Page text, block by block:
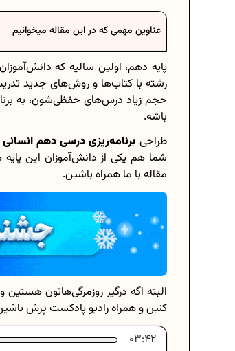
فرمول حجم
برنامه‌
عادات
برنامه‌
چگونه
دانلود رایگان
دانلود
اعداد صحیح،
حذفیات کنکور
عناوین مهمی که در این مقاله میخوانیم
پایه دهم، اولین سالیه که
رشته با کتاب‌ها و روش‌های جدید
حجم زیاد درس‌های حفظی‌شون، به
باشه.
طراحی برنامه‌ریزی درسی دهم انسانی
شما هم یکی از دانش‌آموزان این پایه
مقاله با ما همراه باشین.
البته اگه درگیر روزمرگی‌هاتون
کنین و همراه رادیو پادکست پرش
03:42